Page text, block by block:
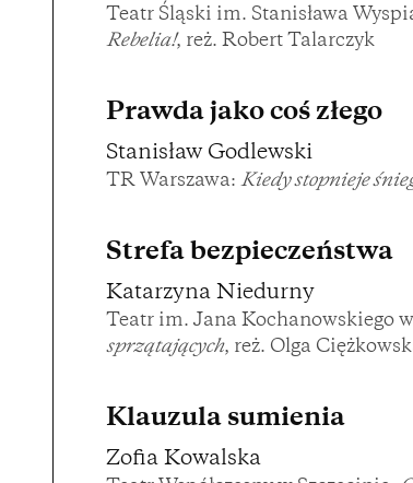
Teatr Śląski im. Stanisława
Rebelia!, reż. Robert Talarczyk
Prawda jako coś złego
Stanisław Godlewski
TR Warszawa: Kiedy stopnieje
Strefa bezpieczeństwa
Katarzyna Niedurny
Teatr im. Jana Kochanowskiego
sprzątających, reż. Olga
Klauzula sumienia
Zofia Kowalska